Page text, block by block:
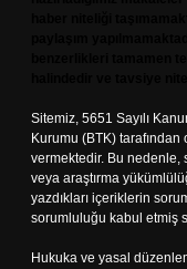
Sitemiz, 5651 Sayılı
Kurumu (BTK) tarafından
vermektedir. Bu nedenle,
veya araştırma
yazdıkları içeriklerin
sorumluluğu kabul etmiş
Hukuka ve yasal